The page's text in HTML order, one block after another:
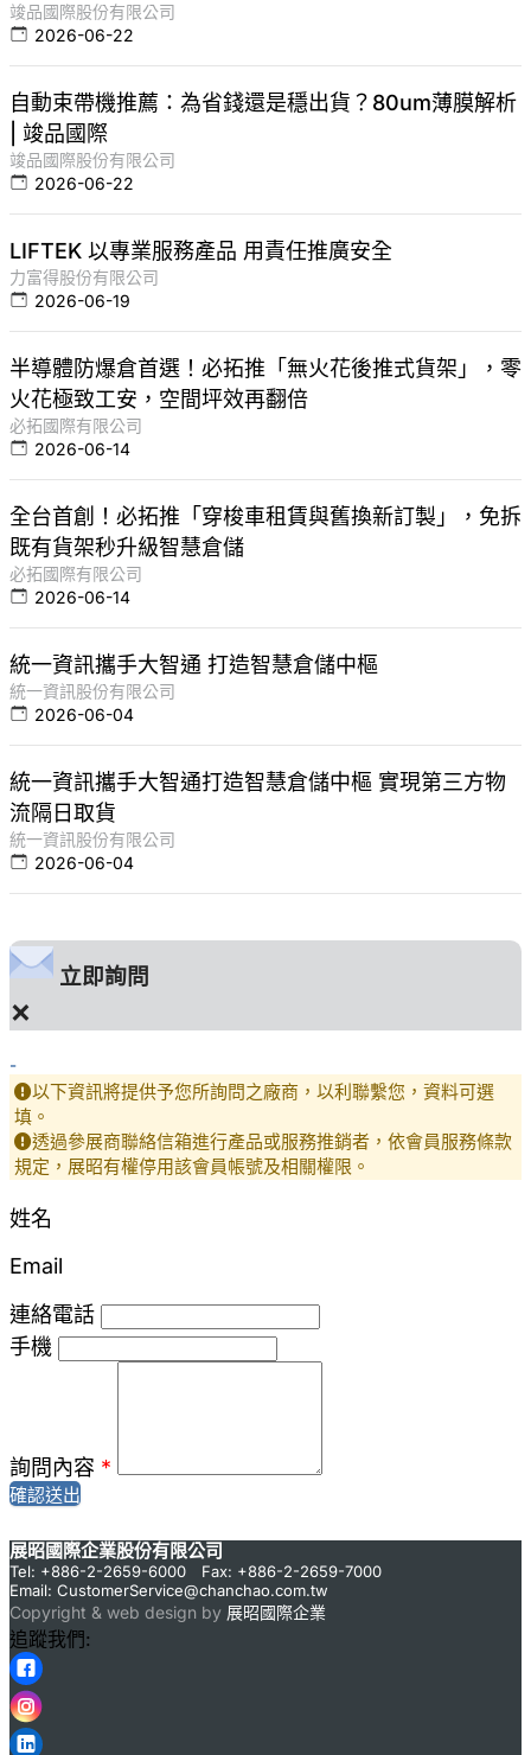
竣品國際股份有限公司
2026-06-22
自動束帶機推薦：為省錢還是穩出貨？80um薄膜解析
| 竣品國際
竣品國際股份有限公司
2026-06-22
LIFTEK 以專業服務產品 用責任推廣安全
力富得股份有限公司
2026-06-19
半導體防爆倉首選！必拓推「無火花後推式貨架」，零
火花極致工安，空間坪效再翻倍
必拓國際有限公司
2026-06-14
全台首創！必拓推「穿梭車租賃與舊換新訂製」，免拆
既有貨架秒升級智慧倉儲
必拓國際有限公司
2026-06-14
統一資訊攜手大智通 打造智慧倉儲中樞
統一資訊股份有限公司
2026-06-04
統一資訊攜手大智通打造智慧倉儲中樞 實現第三方物
流隔日取貨
統一資訊股份有限公司
2026-06-04
立即詢問
×
-
以下資訊將提供予您所詢問之廠商，以利聯繫您，資料可選
填。
透過參展商聯絡信箱進行產品或服務推銷者，依會員服務條款
規定，展昭有權停用該會員帳號及相關權限。
姓名
Email
連絡電話
手機
詢問內容 *
確認送出
展昭國際企業股份有限公司
Tel: +886-2-2659-6000 Fax: +886-2-2659-7000
Email: CustomerService@chanchao.com.tw
Copyright & web design by 展昭國際企業
追蹤我們: